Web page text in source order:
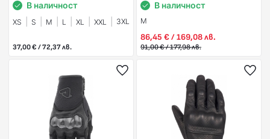
В наличност
XS S M L XL XXL 3XL
37,00 € / 72,37 лв.
В наличност
M
86,45 € / 169,08 лв.
91,00 € / 177,98 лв.